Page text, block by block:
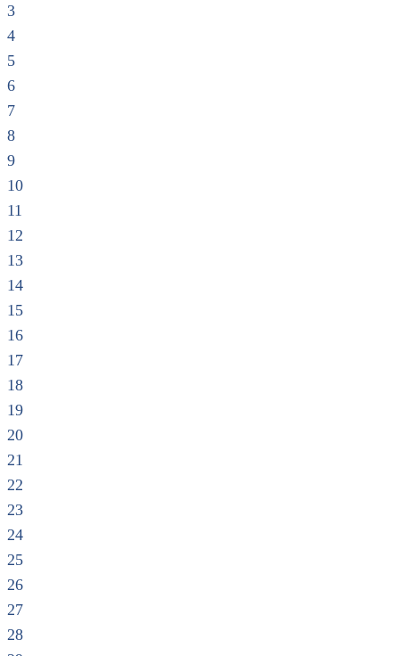
3
4
5
6
7
8
9
10
11
12
13
14
15
16
17
18
19
20
21
22
23
24
25
26
27
28